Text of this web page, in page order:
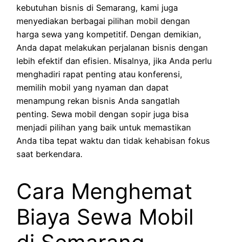
kebutuhan bisnis di Semarang, kami juga
menyediakan berbagai pilihan mobil dengan
harga sewa yang kompetitif. Dengan demikian,
Anda dapat melakukan perjalanan bisnis dengan
lebih efektif dan efisien. Misalnya, jika Anda perlu
menghadiri rapat penting atau konferensi,
memilih mobil yang nyaman dan dapat
menampung rekan bisnis Anda sangatlah
penting. Sewa mobil dengan sopir juga bisa
menjadi pilihan yang baik untuk memastikan
Anda tiba tepat waktu dan tidak kehabisan fokus
saat berkendara.
Cara Menghemat
Biaya Sewa Mobil